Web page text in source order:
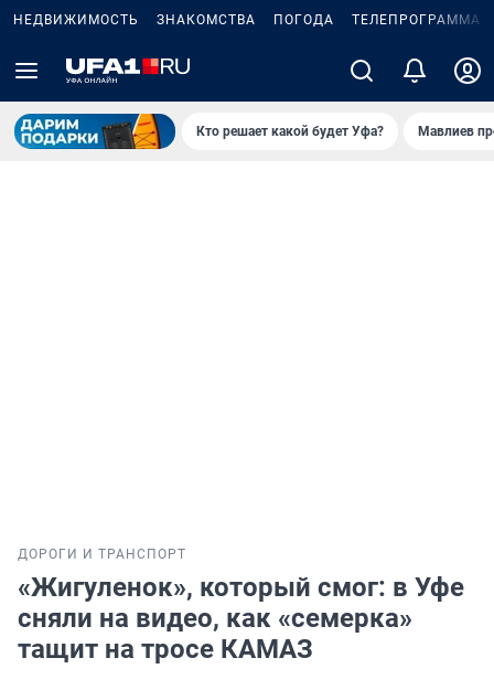
НЕДВИЖИМОСТЬ ЗНАКОМСТВА ПОГОДА ТЕЛЕПРОГРАММА
Кто решает какой будет Уфа? Мавлиев
ДОРОГИ И ТРАНСПОРТ
«Жигуленок», который смог: в Уфе
сняли на видео, как «семерка»
тащит на тросе КАМАЗ